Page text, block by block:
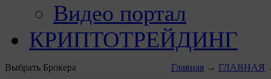
Видео портал
КРИПТОТРЕЙДИНГ
Выбрать Брокера Главная → ГЛАВНАЯ